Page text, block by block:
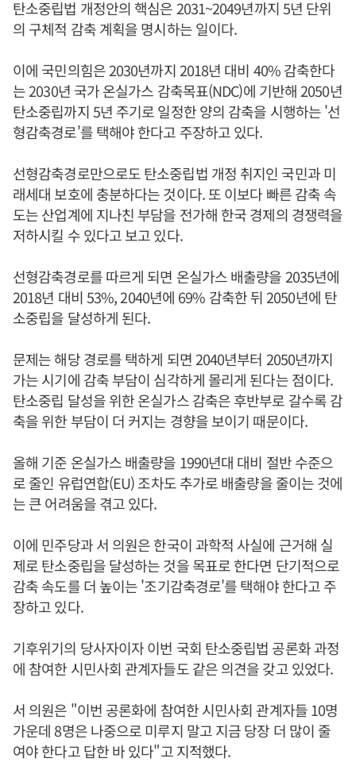
탄소중립법 개정안의 핵심은 2031~2049년까지 5년 단위
의 구체적 감축 계획을 명시하는 일이다.
이에 국민의힘은 2030년까지 2018년 대비 40% 감축한다
는 2030년 국가 온실가스 감축목표(NDC)에 기반해 2050년
탄소중립까지 5년 주기로 일정한 양의 감축을 시행하는 '선
형감축경로'를 택해야 한다고 주장하고 있다.
선형감축경로만으로도 탄소중립법 개정 취지인 국민과 미
래세대 보호에 충분하다는 것이다. 또 이보다 빠른 감축 속
도는 산업계에 지나친 부담을 전가해 한국 경제의 경쟁력을
저하시킬 수 있다고 보고 있다.
선형감축경로를 따르게 되면 온실가스 배출량을 2035년에
2018년 대비 53%, 2040년에 69% 감축한 뒤 2050년에 탄
소중립을 달성하게 된다.
문제는 해당 경로를 택하게 되면 2040년부터 2050년까지
가는 시기에 감축 부담이 심각하게 몰리게 된다는 점이다.
탄소중립 달성을 위한 온실가스 감축은 후반부로 갈수록 감
축을 위한 부담이 더 커지는 경향을 보이기 때문이다.
올해 기준 온실가스 배출량을 1990년대 대비 절반 수준으
로 줄인 유럽연합(EU) 조차도 추가로 배출량을 줄이는 것에
는 큰 어려움을 겪고 있다.
이에 민주당과 서 의원은 한국이 과학적 사실에 근거해 실
제로 탄소중립을 달성하는 것을 목표로 한다면 단기적으로
감축 속도를 더 높이는 '조기감축경로'를 택해야 한다고 주
장하고 있다.
기후위기의 당사자이자 이번 국회 탄소중립법 공론화 과정
에 참여한 시민사회 관계자들도 같은 의견을 갖고 있었다.
서 의원은 "이번 공론화에 참여한 시민사회 관계자들 10명
가운데 8명은 나중으로 미루지 말고 지금 당장 더 많이 줄
여야 한다고 답한 바 있다"고 지적했다.